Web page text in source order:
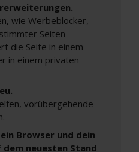
wie Werbeblocker,
Seiten
die Seite in einem
in einem privaten
vorübergehende
Browser und dein
neuesten Stand